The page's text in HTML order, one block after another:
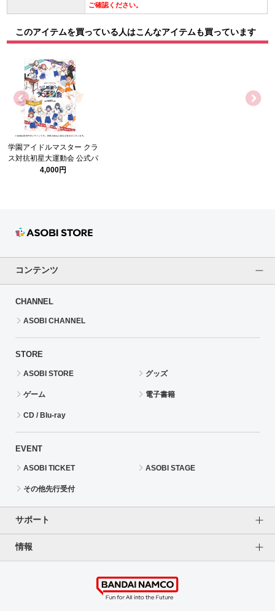
ご確認ください。
このアイテムを買っている人はこんなアイテムも買っています
学園アイドルマスター クラ
ス対抗初星大運動会 公式パ
ンフレット
4,000円
コンテンツ
CHANNEL
ASOBI CHANNEL
STORE
ASOBI STORE グッズ
ゲーム 電子書籍
CD / Blu-ray
EVENT
ASOBI TICKET ASOBI STAGE
その他先行受付
サポート
よくあるご質問（FAQ）
情報
個人情報保護方針
特定商取引法に基づく表記 企業情報